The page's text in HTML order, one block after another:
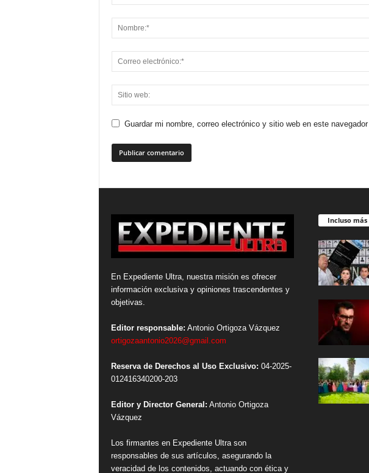
Guardar mi nombre, correo electrónico y sitio web en este
En Expediente Ultra, nuestra misión es ofrecer
información exclusiva y opiniones trascendentes y
objetivas.
Editor responsable: Antonio Ortigoza Vázquez
ortigozaantonio2026@gmail.com
Reserva de Derechos al Uso Exclusivo: 04-2025-
012416340200-203
Editor y Director General: Antonio Ortigoza
Vázquez
Los firmantes en Expediente Ultra son
responsables de sus artículos, asegurando la
veracidad de los contenidos, actuando con ética y
Incluso